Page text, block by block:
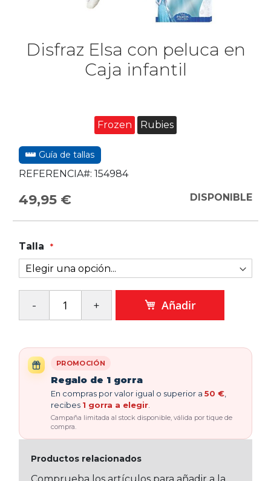
Disfraz Elsa con peluca en
Caja infantil
Frozen Rubies
Guía de tallas
REFERENCIA#: 154984
49,95 € DISPONIBLE
Talla
Añadir
PROMOCIÓN
Regalo de 1 gorra
En compras por valor igual o superior a 50 €
recibes 1 gorra a elegir
Campaña limitada al stock disponible, válida por tique de
compra.
Productos relacionados